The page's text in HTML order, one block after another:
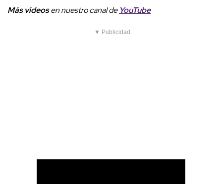
Más videosen nuestro canal de YouTube
▼ Publicidad